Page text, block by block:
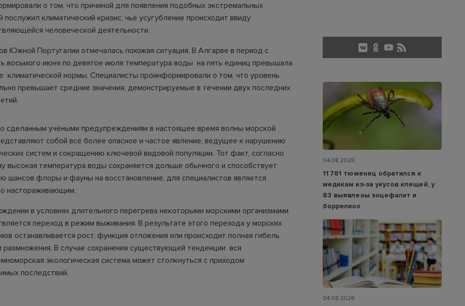
о том, что причиной для появления подобных экстремальных
послужил климатический кризис, чьё усугубление происходит ввиду
человеческой деятельности.
Южной Португалии отмечалась похожая ситуация. В Алгарве в период с
восьмого июня по девятое июля температура воды на пять единиц превышала
климатической нормы. Специалисты проинформировали о том, что уровень
превышает средние значения, демонстрируемые в течении двух последних
сделанным учёными предупреждениям в настоящее время волны морской
собой всё более опасное и частое явление, ведущее к нарушению
систем и сокращению ключевой видовой популяции. Тот факт, согласно
высокая температура воды сохраняется дольше обычного и способствует
шансов флоры и фауны на восстановление, для специалистов является
настораживающим.
в условиях длительного перегрева некоторыми морскими организмами
переход в режим выживания. В результате этого перехода у морских
останавливается рост, функция отложения или происходит полная гибель
размножения. В случае сохранения существующей тенденции вся
экологическая система может столкнуться с приходом
последствий.
04.08.2026
11 781 тюменец обратился к
медикам из‑за укусов клещей, у
83 выявлены энцефалит и
боррелиоз
04.08.2026